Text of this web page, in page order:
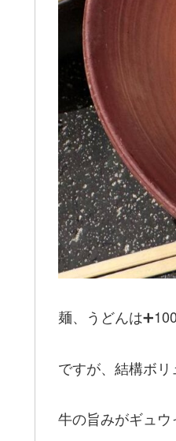
麺、うどんは
ですが、結構ボ
牛の旨みがギュ